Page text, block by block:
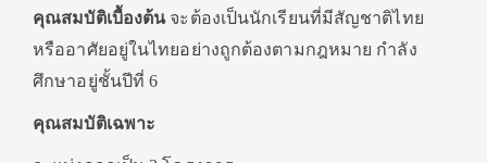
คุณสมบัติเบื้องต้น จะต้องเป็นนักเรียนที่มีสัญชาติไทย
หรืออาศัยอยู่ในไทยอย่างถูกต้องตามกฎหมาย กำลัง
ศึกษาอยู่ชั้นปีที่ 6
คุณสมบัติเฉพาะ